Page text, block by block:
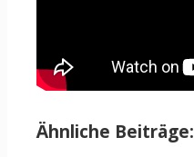
Ähnliche Beiträge: